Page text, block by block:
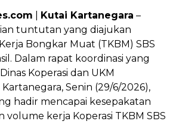
Kutai Kartanegara –
tuntutan yang diajukan
Bongkar Muat (TKBM) SBS
Dalam rapat koordinasi yang
Koperasi dan UKM
Senin (29/6/2026),
hadir mencapai kesepakatan
kerja Koperasi TKBM SBS